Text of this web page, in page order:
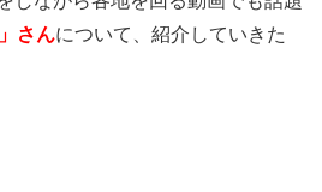
さんについて、紹介していきた